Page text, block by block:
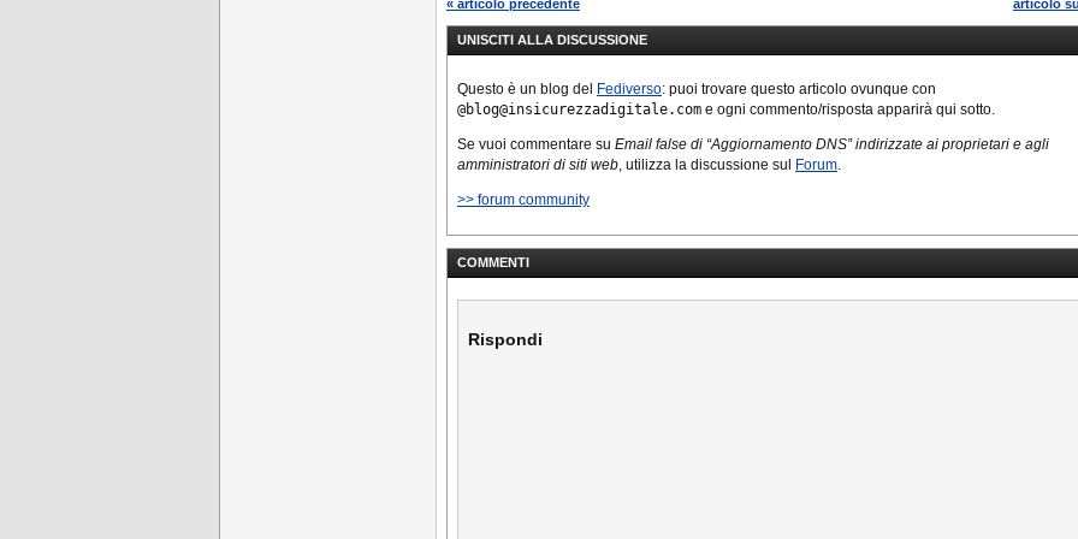
« articolo precedente articolo
UNISCITI ALLA DISCUSSIONE
Questo è un blog del Fediverso: puoi trovare questo articolo ovunque con
@blog@insicurezzadigitale.com e ogni commento/risposta apparirà qui sotto.
Se vuoi commentare su Email false di “Aggiornamento DNS” indirizzate ai proprietari e agli
amministratori di siti web, utilizza la discussione sul Forum.
>> forum community
COMMENTI
Rispondi